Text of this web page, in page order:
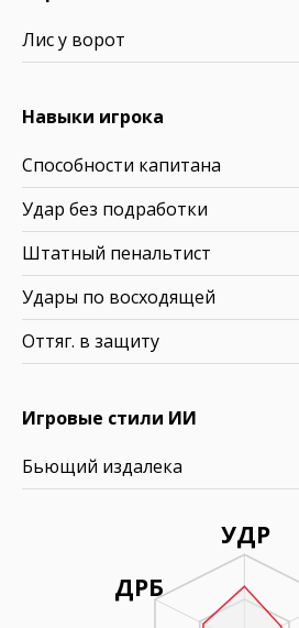
УДР
ДРБ
Лис у ворот
Навыки игрока
Способности капитана
Удар без подработки
Штатный пенальтист
Удары по восходящей
Оттяг. в защиту
Игровые стили ИИ
Бьющий издалека